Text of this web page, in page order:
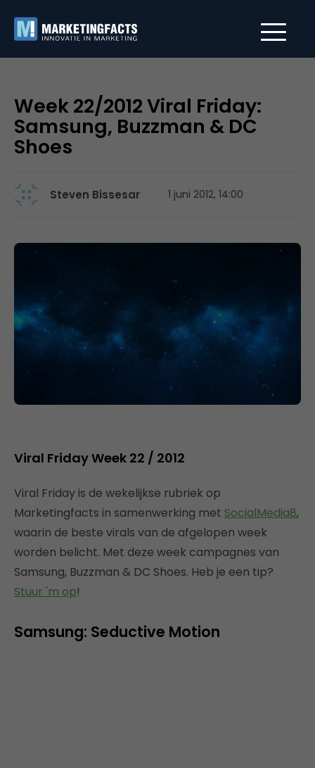
Week 22/2012 Viral Friday:
Samsung, Buzzman & DC
Shoes
Steven Bissesar 1 juni 2012, 14:00
Viral Friday Week 22 / 2012
Viral Friday is de wekelijkse rubriek op
Marketingfacts in samenwerking met SocialMedia8,
waarin de beste virals van de afgelopen week
worden belicht. Met deze week campagnes van
Samsung, Buzzman & DC Shoes. Heb je een tip?
Stuur 'm op!
Samsung: Seductive Motion